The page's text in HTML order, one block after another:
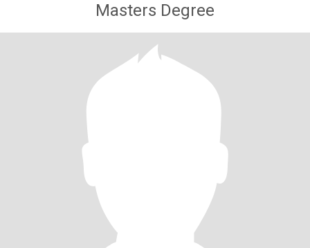
Masters Degree